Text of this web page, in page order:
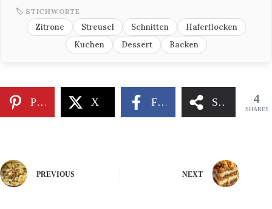
🏷 STICHWORTE
Zitrone Streusel Schnitten
Haferflocken
Kuchen
Dessert Backen
Pinterest X Facebook Share 4
SHARES
PREVIOUS NEXT